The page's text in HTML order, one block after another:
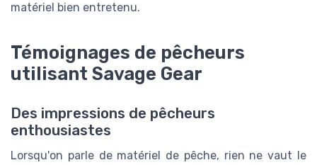
matériel bien entretenu.
Témoignages de pêcheurs
utilisant Savage Gear
Des impressions de pêcheurs
enthousiastes
Lorsqu'on parle de matériel de pêche, rien ne vaut le